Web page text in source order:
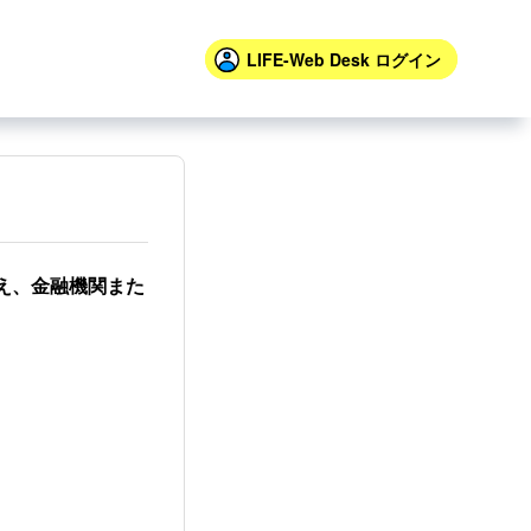
LIFE-Web Desk ログイン
、金融機関また